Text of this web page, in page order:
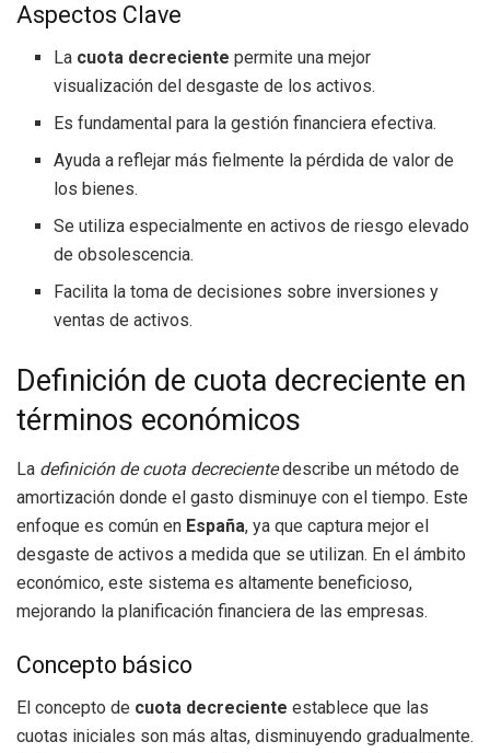
Aspectos Clave
La cuota decreciente permite una mejor
visualización del desgaste de los activos.
Es fundamental para la gestión financiera efectiva.
Ayuda a reflejar más fielmente la pérdida de valor de
los bienes.
Se utiliza especialmente en activos de riesgo elevado
de obsolescencia.
Facilita la toma de decisiones sobre inversiones y
ventas de activos.
Definición de cuota decreciente en
términos económicos
La definición de cuota decrecientedescribe un método de
amortización donde el gasto disminuye con el tiempo. Este
enfoque es común en España, ya que captura mejor el
desgaste de activos a medida que se utilizan. En el ámbito
económico, este sistema es altamente beneficioso,
mejorando la planificación financiera de las empresas.
Concepto básico
El concepto de cuota decreciente establece que las
cuotas iniciales son más altas, disminuyendo gradualmente.